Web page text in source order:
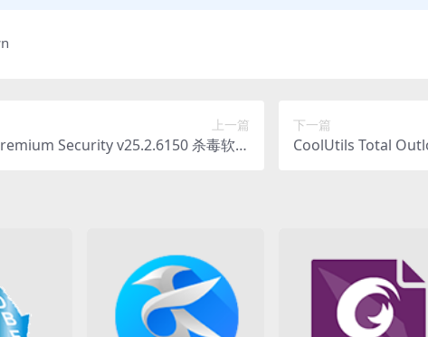
上一篇
Security v25.2.6150 杀毒软件
下一篇
CoolUtils Total